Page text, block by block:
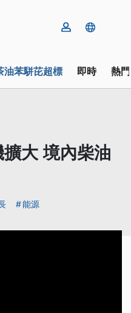
油苯駢芘超標 即時 熱
大 境內柴油
能源